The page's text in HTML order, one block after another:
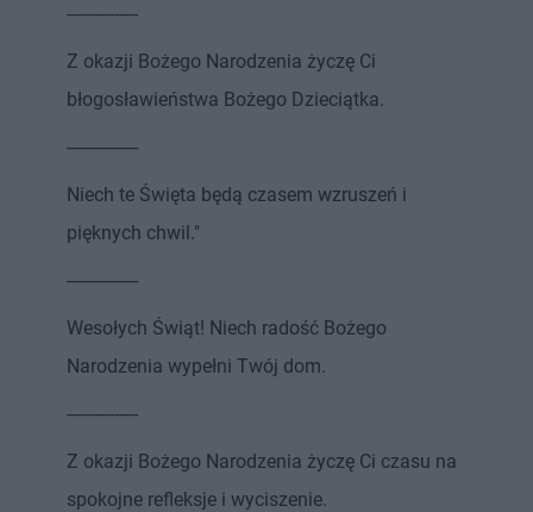
---------------
Z okazji Bożego Narodzenia życzę Ci
błogosławieństwa Bożego Dzieciątka.
---------------
Niech te Święta będą czasem wzruszeń i
pięknych chwil."
---------------
Wesołych Świąt! Niech radość Bożego
Narodzenia wypełni Twój dom.
---------------
Z okazji Bożego Narodzenia życzę Ci czasu na
spokojne refleksje i wyciszenie.